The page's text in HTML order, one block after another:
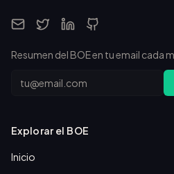
Resumen del BOE en tu email cada
Email
Explorar el BOE
Inicio